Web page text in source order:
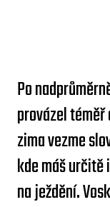
Po
provázel téměř
zima vezme
kde máš určitě
na ježdění.